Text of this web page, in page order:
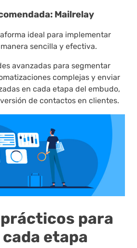
Mailrelay
ideal para implementar
sencilla y efectiva.
avanzadas para segmentar
complejas y enviar
en cada etapa del embudo,
de contactos en clientes.
para
etapa